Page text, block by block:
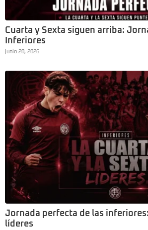
Cuarta y Sexta siguen arriba:
Inferiores
junio 20, 2026
Jornada perfecta de las
líderes